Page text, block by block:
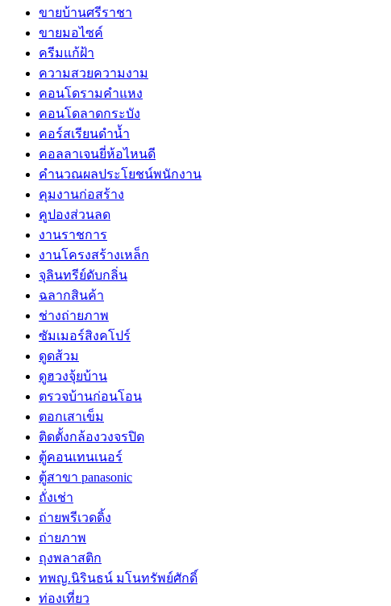
ขายบ้านศรีราชา
ขายมอไซค์
ครีมแก้ฝ้า
ความสวยความงาม
คอนโดรามคำแหง
คอนโดลาดกระบัง
คอร์สเรียนดำน้ำ
คอลลาเจนยี่ห้อไหนดี
คำนวณผลประโยชน์พนักงาน
คุมงานก่อสร้าง
คูปองส่วนลด
งานราชการ
งานโครงสร้างเหล็ก
จุลินทรีย์ดับกลิ่น
ฉลากสินค้า
ช่างถ่ายภาพ
ซัมเมอร์สิงคโปร์
ดูดส้วม
ดูฮวงจุ้ยบ้าน
ตรวจบ้านก่อนโอน
ตอกเสาเข็ม
ติดตั้งกล้องวงจรปิด
ตู้คอนเทนเนอร์
ตู้สาขา panasonic
ถั่งเช่า
ถ่ายพรีเวดดิ้ง
ถ่ายภาพ
ถุงพลาสติก
ทพญ.นิรินธน์ มโนทรัพย์ศักดิ์
ท่องเที่ยว